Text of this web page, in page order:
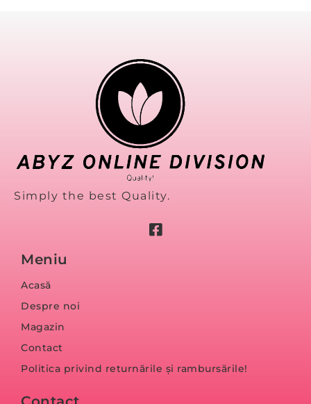
Simply the best Quality.
Meniu
Acasă
Despre noi
Magazin
Contact
Politica privind returnările și rambursările!